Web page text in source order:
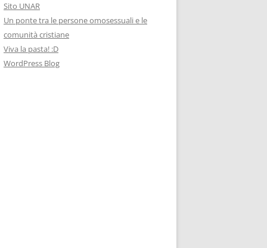
Sito UNAR
Un ponte tra le persone omosessuali e le
comunità cristiane
Viva la pasta! :D
WordPress Blog